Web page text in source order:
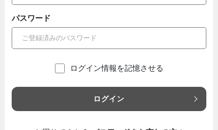
パスワード
ログイン情報を記憶させる
ログイン